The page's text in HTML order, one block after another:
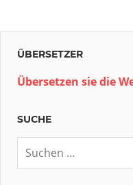
ÜBERSETZER
Übersetzen sie die
SUCHE